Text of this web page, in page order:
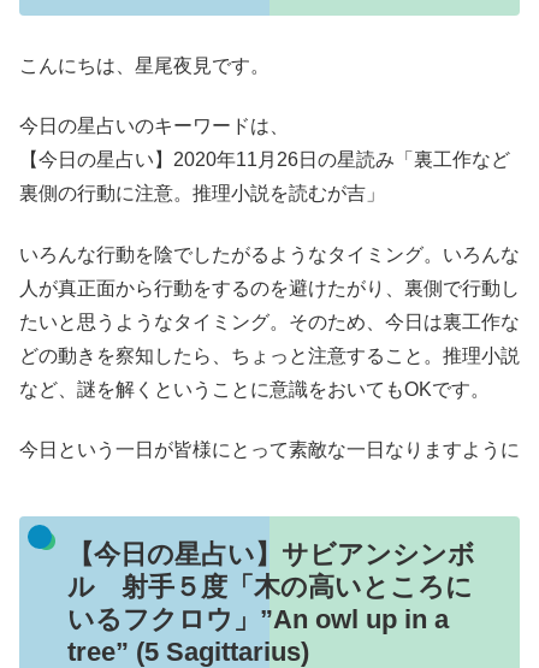
こんにちは、星尾夜見です。
今日の星占いのキーワードは、
【今日の星占い】2020年11月26日の星読み「裏工作など
裏側の行動に注意。推理小説を読むが吉」
いろんな行動を陰でしたがるようなタイミング。いろんな
人が真正面から行動をするのを避けたがり、裏側で行動し
たいと思うようなタイミング。そのため、今日は裏工作な
どの動きを察知したら、ちょっと注意すること。推理小説
など、謎を解くということに意識をおいてもOKです。
今日という一日が皆様にとって素敵な一日なりますように
【今日の星占い】サビアンシンボ
ル 射手５度「木の高いところに
いるフクロウ」”An owl up in a
tree” (5 Sagittarius)